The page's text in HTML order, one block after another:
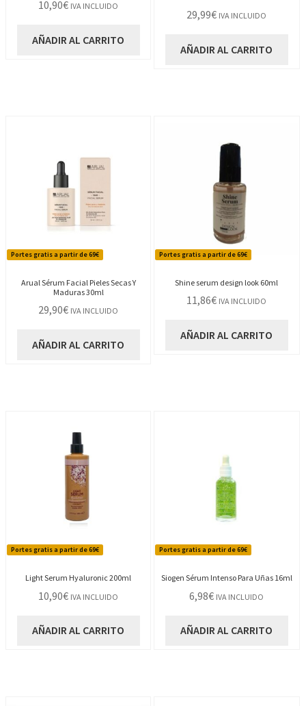
10,90€ IVA INCLUIDO
AÑADIR AL CARRITO
29,99€ IVA INCLUIDO
AÑADIR AL CARRITO
Portes gratis a partir de 69€
Arual Sérum Facial Pieles Secas Y
Maduras 30ml
29,90€ IVA INCLUIDO
AÑADIR AL CARRITO
Portes gratis a partir de 69€
Shine serum design look 60ml
11,86€ IVA INCLUIDO
AÑADIR AL CARRITO
Portes gratis a partir de 69€
Light Serum Hyaluronic 200ml
10,90€ IVA INCLUIDO
AÑADIR AL CARRITO
Portes gratis a partir de 69€
Siogen Sérum Intenso Para Uñas 16ml
6,98€ IVA INCLUIDO
AÑADIR AL CARRITO